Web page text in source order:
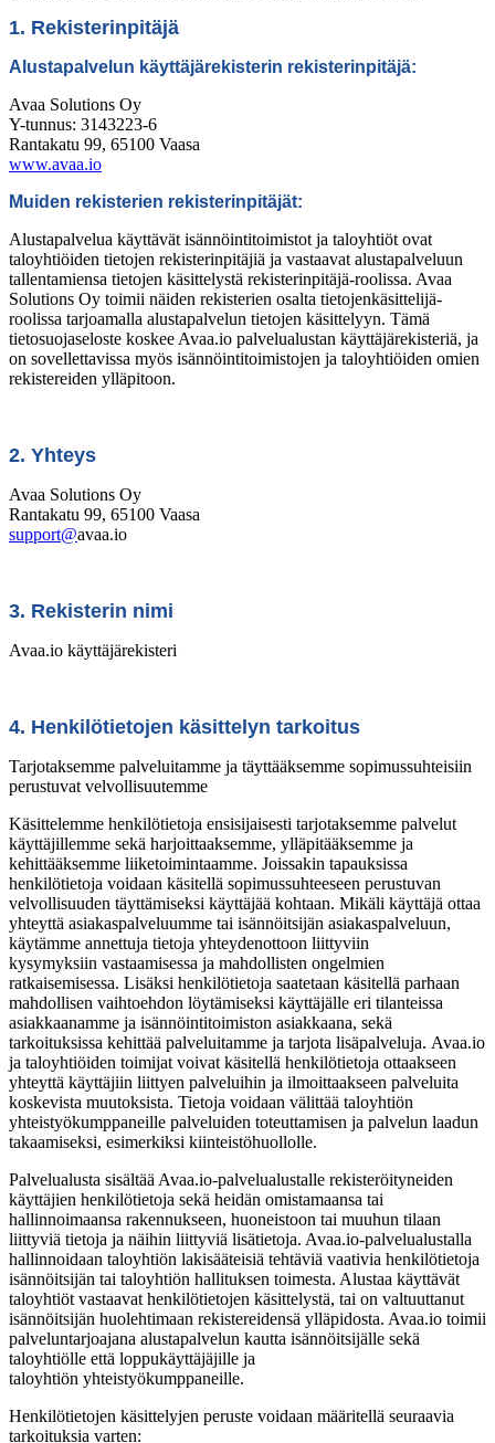
1. Rekisterinpitäjä
Alustapalvelun käyttäjärekisterin rekisterinpitäjä:
Avaa Solutions Oy
Y-tunnus: 3143223-6
Rantakatu 99, 65100 Vaasa
www.avaa.io
Muiden rekisterien rekisterinpitäjät:
Alustapalvelua käyttävät isännöintitoimistot ja taloyhtiöt ovat
taloyhtiöiden tietojen rekisterinpitäjiä ja vastaavat alustapalveluun
tallentamiensa tietojen käsittelystä rekisterinpitäjä-roolissa. Avaa
Solutions Oy toimii näiden rekisterien osalta tietojenkäsittelijä-
roolissa tarjoamalla alustapalvelun tietojen käsittelyyn. Tämä
tietosuojaseloste koskee Avaa.io palvelualustan käyttäjärekisteriä, ja
on sovellettavissa myös isännöintitoimistojen ja taloyhtiöiden omien
rekistereiden ylläpitoon.
2. Yhteys
Avaa Solutions Oy
Rantakatu 99, 65100 Vaasa
support@avaa.io
3. Rekisterin nimi
Avaa.io käyttäjärekisteri
4. Henkilötietojen käsittelyn tarkoitus
Tarjotaksemme palveluitamme ja täyttääksemme sopimussuhteisiin
perustuvat velvollisuutemme
Käsittelemme henkilötietoja ensisijaisesti tarjotaksemme palvelut
käyttäjillemme sekä harjoittaaksemme, ylläpitääksemme ja
kehittääksemme liiketoimintaamme. Joissakin tapauksissa
henkilötietoja voidaan käsitellä sopimussuhteeseen perustuvan
velvollisuuden täyttämiseksi käyttäjää kohtaan. Mikäli käyttäjä ottaa
yhteyttä asiakaspalveluumme tai isännöitsijän asiakaspalveluun,
käytämme annettuja tietoja yhteydenottoon liittyviin
kysymyksiin vastaamisessa ja mahdollisten ongelmien
ratkaisemisessa. Lisäksi henkilötietoja saatetaan käsitellä parhaan
mahdollisen vaihtoehdon löytämiseksi käyttäjälle eri tilanteissa
asiakkaanamme ja isännöintitoimiston asiakkaana, sekä
tarkoituksissa kehittää palveluitamme ja tarjota lisäpalveluja. Avaa.io
ja taloyhtiöiden toimijat voivat käsitellä henkilötietoja ottaakseen
yhteyttä käyttäjiin liittyen palveluihin ja ilmoittaakseen palveluita
koskevista muutoksista. Tietoja voidaan välittää taloyhtiön
yhteistyökumppaneille palveluiden toteuttamisen ja palvelun laadun
takaamiseksi, esimerkiksi kiinteistöhuollolle.
Palvelualusta sisältää Avaa.io-palvelualustalle rekisteröityneiden
käyttäjien henkilötietoja sekä heidän omistamaansa tai
hallinnoimaansa rakennukseen, huoneistoon tai muuhun tilaan
liittyviä tietoja ja näihin liittyviä lisätietoja. Avaa.io-palvelualustalla
hallinnoidaan taloyhtiön lakisääteisiä tehtäviä vaativia henkilötietoja
isännöitsijän tai taloyhtiön hallituksen toimesta. Alustaa käyttävät
taloyhtiöt vastaavat henkilötietojen käsittelystä, tai on valtuuttanut
isännöitsijän huolehtimaan rekistereidensä ylläpidosta. Avaa.io toimii
palveluntarjoajana alustapalvelun kautta isännöitsijälle sekä
taloyhtiölle että loppukäyttäjäjille ja
taloyhtiön yhteistyökumppaneille.
Henkilötietojen käsittelyjen peruste voidaan määritellä seuraavia
tarkoituksia varten: